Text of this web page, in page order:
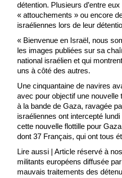
détention. Plusieurs d’entre
« attouchements » ou encore
israéliennes lors de leur
« Bienvenue en Israël, nous
les images publiées sur sa
national israélien et qui
uns à côté des autres.
Une cinquantaine de navires
avec pour objectif une
à la bande de Gaza, ravagée
israéliennes ont intercepté
cette nouvelle flottille pour
dont 37 Français, qui ont tous
Lire aussi | Article réservé à
militants européens diffusée
mauvais traitements des